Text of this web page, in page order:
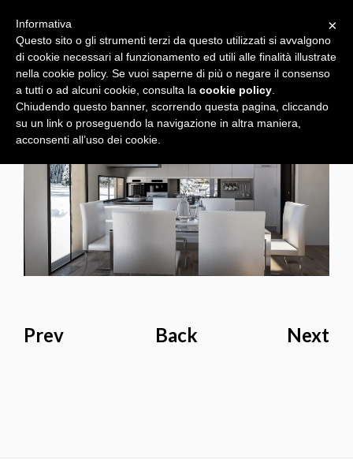
Prev Back Next
×
Informativa
Questo sito o gli strumenti terzi da questo utilizzati si avvalgono
di cookie necessari al funzionamento ed utili alle finalità illustrate
nella cookie policy. Se vuoi saperne di più o negare il consenso
a tutti o ad alcuni cookie, consulta la cookie policy
Chiudendo questo banner, scorrendo questa pagina, cliccando
su un link o proseguendo la navigazione in altra maniera,
acconsenti all’uso dei cookie.